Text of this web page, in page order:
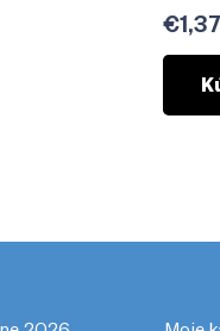
€